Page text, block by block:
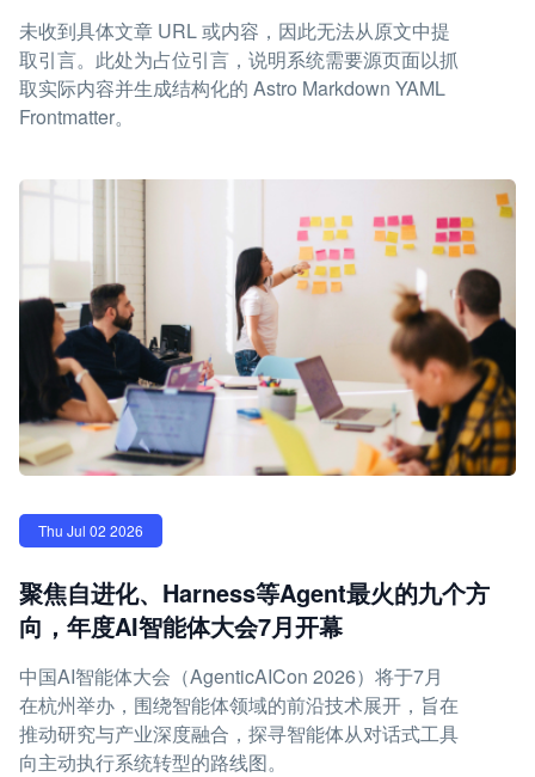
未收到具体文章 URL 或内容，因此无法从原文中提
取引言。此处为占位引言，说明系统需要源页面以抓
取实际内容并生成结构化的 Astro Markdown YAML
Frontmatter。
Thu Jul 02 2026
聚焦自进化、Harness等Agent最火的九个方
向，年度AI智能体大会7月开幕
中国AI智能体大会（AgenticAICon 2026）将于7月
在杭州举办，围绕智能体领域的前沿技术展开，旨在
推动研究与产业深度融合，探寻智能体从对话式工具
向主动执行系统转型的路线图。